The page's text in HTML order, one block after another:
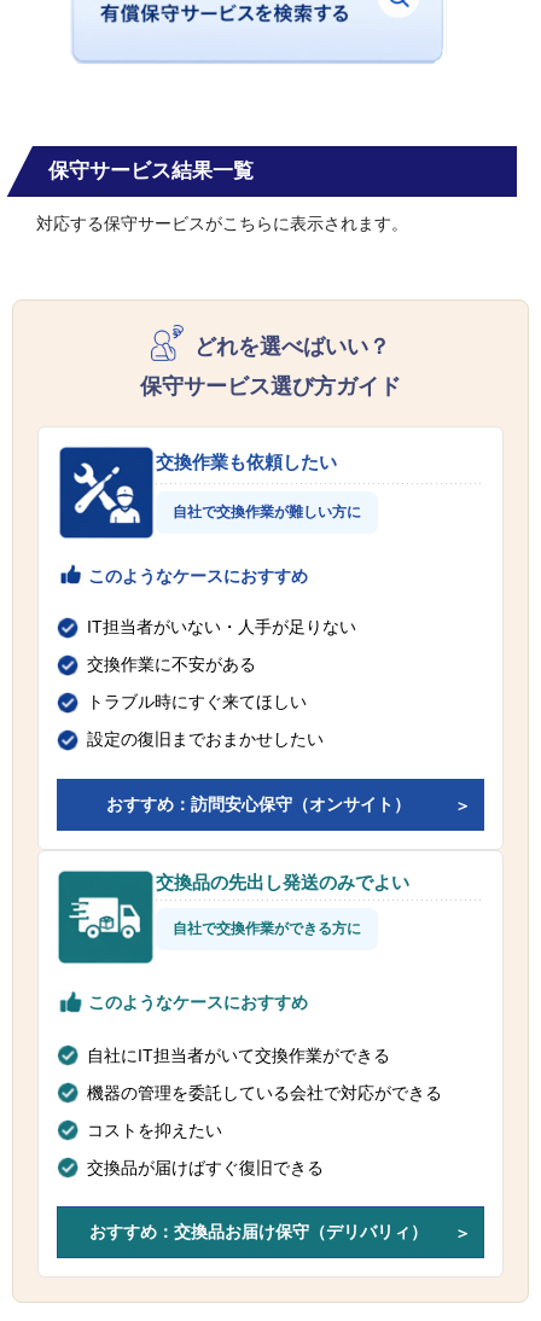
保守サービス結果一覧
対応する保守サービスがこちらに表示されます。
どれを選べばいい？
保守サービス選び方ガイド
交換作業も依頼したい
自社で交換作業が難しい方に
このようなケースにおすすめ
IT担当者がいない・人手が足りない
交換作業に不安がある
トラブル時にすぐ来てほしい
設定の復旧までおまかせしたい
おすすめ：訪問安心保守（オンサイト）
交換品の先出し発送のみでよい
自社で交換作業ができる方に
このようなケースにおすすめ
自社にIT担当者がいて交換作業ができる
機器の管理を委託している会社で対応ができる
コストを抑えたい
交換品が届けばすぐ復旧できる
おすすめ：交換品お届け保守（デリバリィ）